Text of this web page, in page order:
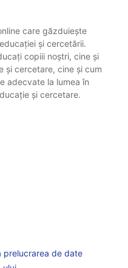
care găzduiește
și cercetării.
copiii noștri, cine și
și cercetare, cine și cum
adecvate la lumea în
și cercetare.
prelucrarea de date